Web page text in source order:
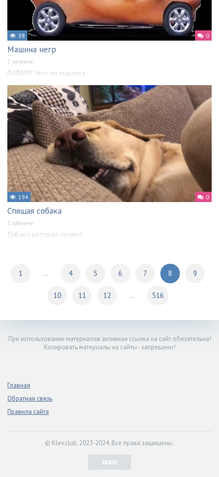
38 0
Машина негр
С неграми
DABABY less go машина
194 0
Спящая собака
С собаками
Собака которая храпит
1 ... 4 5 6 7 8 9
10 11 12 ... 516
При использовании материалов активная ссылка на сайт обязательна!
Копировать материалы на сайты - запрещено!
Главная
Обратная связь
Правила сайта
© Klev.club, 2023-2024. Все права защищены.